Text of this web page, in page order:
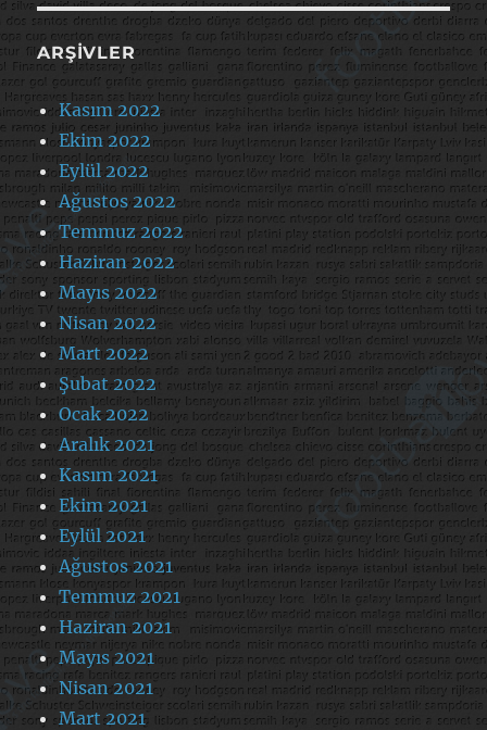
ARŞIVLER
Kasım 2022
Ekim 2022
Eylül 2022
Ağustos 2022
Temmuz 2022
Haziran 2022
Mayıs 2022
Nisan 2022
Mart 2022
Şubat 2022
Ocak 2022
Aralık 2021
Kasım 2021
Ekim 2021
Eylül 2021
Ağustos 2021
Temmuz 2021
Haziran 2021
Mayıs 2021
Nisan 2021
Mart 2021